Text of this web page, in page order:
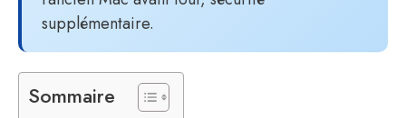
supplémentaire.
Sommaire